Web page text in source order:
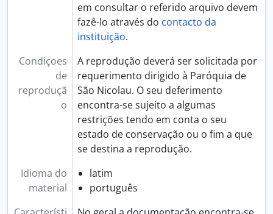
em consultar o referido arquivo devem
fazê-lo através do contacto da
instituição.
Condiçoes
de
reproduçã
o
A reprodução deverá ser solicitada por
requerimento dirigido à Paróquia de
São Nicolau. O seu deferimento
encontra-se sujeito a algumas
restrições tendo em conta o seu
estado de conservação ou o fim a que
se destina a reprodução.
Idioma do
material
latim
português